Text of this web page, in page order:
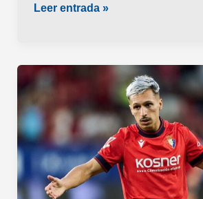
Bryan
vuelta,
Leer entrada »